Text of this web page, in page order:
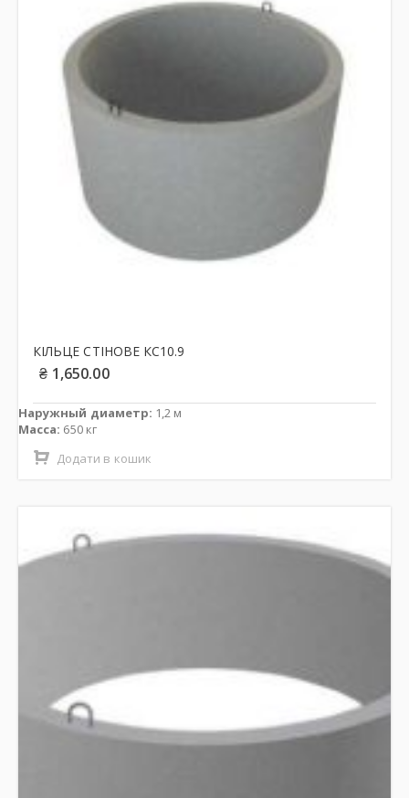
КІЛЬЦЕ СТІНОВЕ КС10.9
₴ 1,650.00
Наружный диаметр: 1,2 м
Масса: 650 кг
Додати в кошик